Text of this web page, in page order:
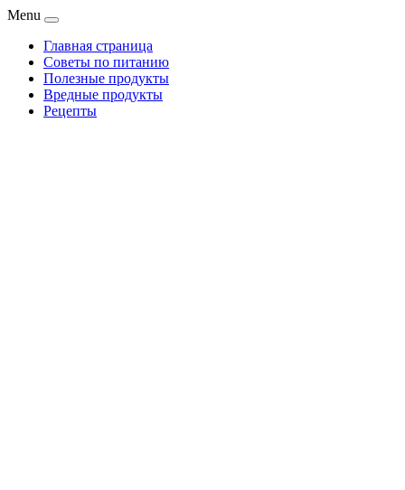
Menu
Главная страница
Советы по питанию
Полезные продукты
Вредные продукты
Рецепты